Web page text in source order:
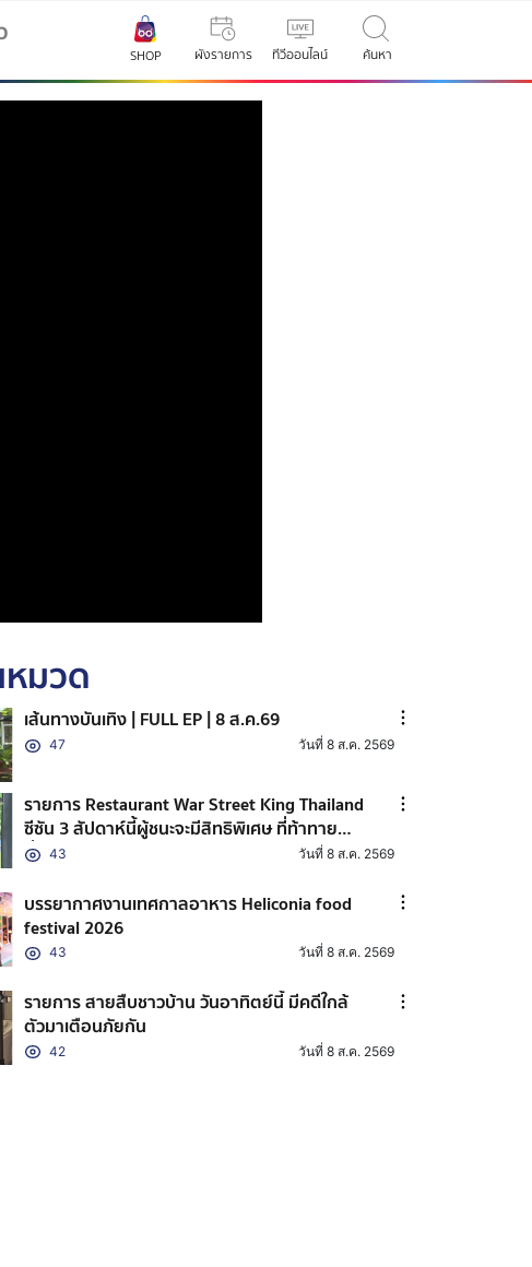
SHOP ผังรายการ ทีวีออนไลน์ ค้นหา
มวด
เส้นทางบันเทิง | FULL EP | 8 ส.ค.69
47 วันที่ 8 ส.ค. 2569
รายการ Restaurant War Street King Thailand
ซีซัน 3 สัปดาห์นี้ผู้ชนะจะมีสิทธิพิเศษ ที่ท้าทาย
ที่สุด43 วันที่ 8 ส.ค. 2569
บรรยากาศงานเทศกาลอาหาร Heliconia food
festival 2026
43 วันที่ 8 ส.ค. 2569
รายการ สายสืบชาวบ้าน วันอาทิตย์นี้ มีคดีใกล้
ตัวมาเตือนภัยกัน
42 วันที่ 8 ส.ค. 2569